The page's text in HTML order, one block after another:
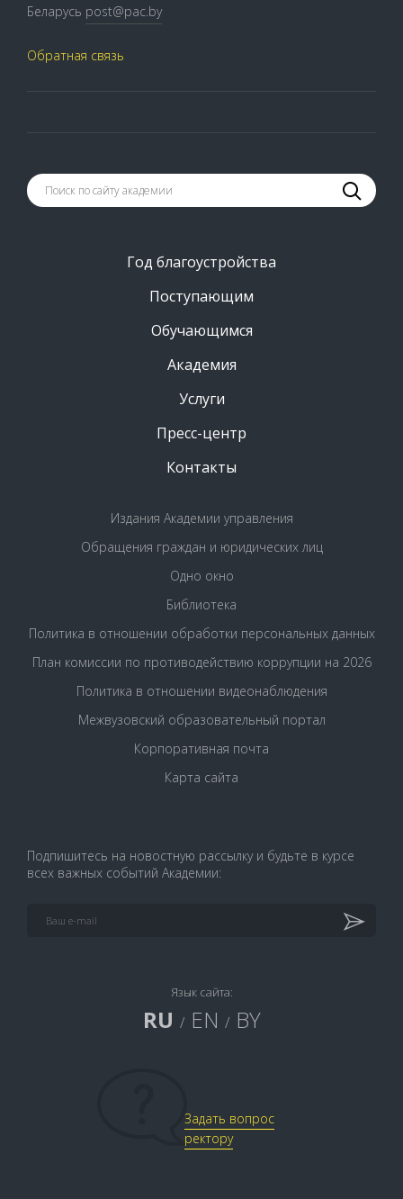
Беларусь post@pac.by
Обратная связь
Год благоустройства
Поступающим
Обучающимся
Академия
Услуги
Пресс-центр
Контакты
Издания Академии управления
Обращения граждан и юридических лиц
Одно окно
Библиотека
Политика в отношении обработки персональных данных
План комиссии по противодействию коррупции на 2026
Политика в отношении видеонаблюдения
Межвузовский образовательный портал
Корпоративная почта
Карта сайта
Подпишитесь на новостную рассылку и будьте в курсе
всех важных событий Академии:
Язык сайта:
RU / EN / BY
Задать вопрос
ректору